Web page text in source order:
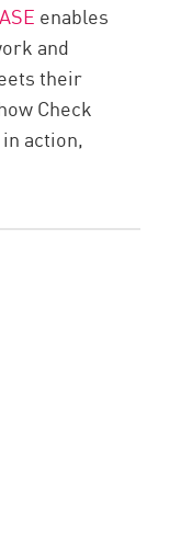
enables
and
their
Check
action,